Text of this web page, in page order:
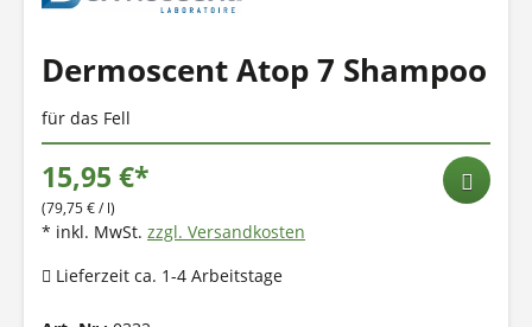
Dermoscent Atop 7 Shampoo
für das Fell
15,95 €*
(79,75 € / l)
* inkl. MwSt. zzgl. Versandkosten
Lieferzeit ca. 1-4 Arbeitstage